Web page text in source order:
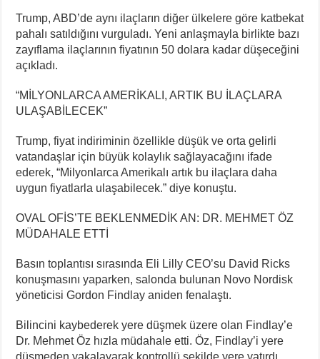
Trump, ABD’de aynı ilaçların diğer ülkelere göre katbekat
pahalı satıldığını vurguladı. Yeni anlaşmayla birlikte bazı
zayıflama ilaçlarının fiyatının 50 dolara kadar düşeceğini
açıkladı.
“MİLYONLARCA AMERİKALI, ARTIK BU İLAÇLARA
ULAŞABİLECEK”
Trump, fiyat indiriminin özellikle düşük ve orta gelirli
vatandaşlar için büyük kolaylık sağlayacağını ifade
ederek, “Milyonlarca Amerikalı artık bu ilaçlara daha
uygun fiyatlarla ulaşabilecek.” diye konuştu.
OVAL OFİS’TE BEKLENMEDİK AN: DR. MEHMET ÖZ
MÜDAHALE ETTİ
Basın toplantısı sırasında Eli Lilly CEO’su David Ricks
konuşmasını yaparken, salonda bulunan Novo Nordisk
yöneticisi Gordon Findlay aniden fenalaştı.
Bilincini kaybederek yere düşmek üzere olan Findlay’e
Dr. Mehmet Öz hızla müdahale etti. Öz, Findlay’i yere
düşmeden yakalayarak kontrollü şekilde yere yatırdı.